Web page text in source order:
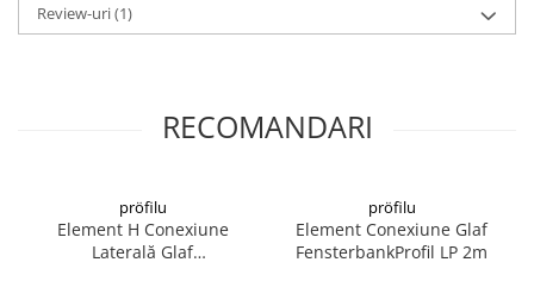
Etanșanți
Hidroizolații Lichide
Hidroizolații Bituminoase
Review-uri(1)
RECOMANDARI
pröfilu
Element H Conexiune
Laterală Glaf
pröfilu
Element Conexiune Glaf
FensterbankProfil LP 2m